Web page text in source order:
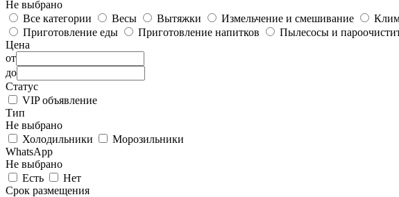
Не выбрано
Все категории
Весы Вытяжки Измельчение и смешивание
Приготовление еды
Приготовление напитков Пылесосы и
Цена
от
до
Статус
VIP объявление
Тип
Не выбрано
Холодильники
Морозильники
WhatsApp
Не выбрано
Есть
Нет
Срок размещения